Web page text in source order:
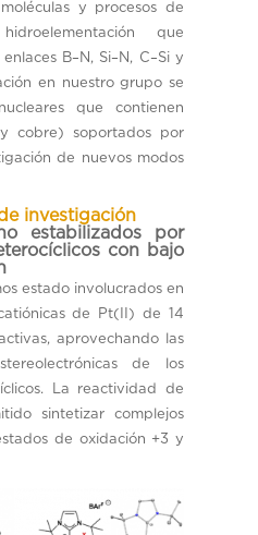
y procesos de
que
B–N, Si–N, C–Si y
en nuestro grupo se
que contienen
cobre) soportados por
de nuevos modos
investigación
estabilizados por
con bajo
estado involucrados en
de Pt(II) de 14
aprovechando las
de los
La reactividad de
sintetizar complejos
de oxidación +3 y